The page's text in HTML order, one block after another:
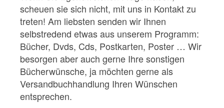
scheuen sie sich nicht, mit uns in Kontakt zu
treten! Am liebsten senden wir Ihnen
selbstredend etwas aus unserem Programm:
Bücher, Dvds, Cds, Postkarten, Poster … Wir
besorgen aber auch gerne Ihre sonstigen
Bücherwünsche, ja möchten gerne als
Versandbuchhandlung Ihren Wünschen
entsprechen.